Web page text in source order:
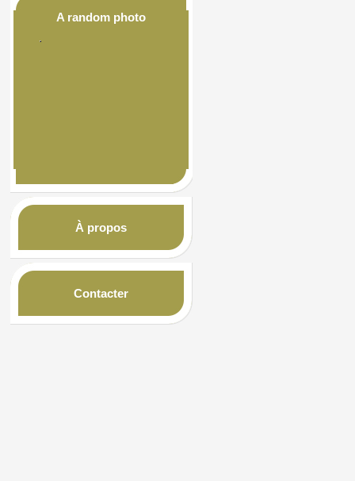
A random photo
À propos
Contacter